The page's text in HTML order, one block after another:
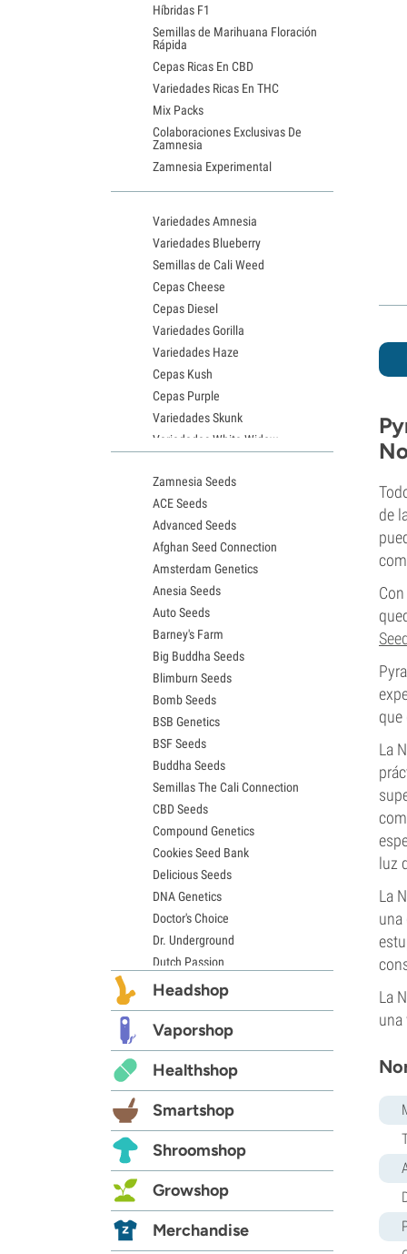
de
que
La
luz
La
una
La
una
Híbridas F1
Semillas de Marihuana Floración
Rápida
Cepas Ricas En CBD
Variedades Ricas En THC
Mix Packs
Colaboraciones Exclusivas De
Zamnesia
Zamnesia Experimental
Variedades Amnesia
Variedades Blueberry
Semillas de Cali Weed
Cepas Cheese
Cepas Diesel
Variedades Gorilla
Variedades Haze
Cepas Kush
Cepas Purple
Variedades Skunk
Variedades White Widow
Semillas de Granddaddy Purple
Semillas de OG Kush
Semillas de Blue Dream
Semillas de Lemon Haze
Semillas de Bruce Banner
Semillas de Gelato
Semillas de Sour Diesel
Semillas de Jack Herer
Semillas de Girl Scout Cookies
Semillas de Wedding Cake
Semillas de Zkittlez
Semillas de Pineapple Express
Semillas de Chemdawg
Semillas de Hindu Kush
Semillas de Mimosa
Zamnesia Seeds
ACE Seeds
Advanced Seeds
Afghan Seed Connection
Amsterdam Genetics
Anesia Seeds
Auto Seeds
Barney's Farm
Big Buddha Seeds
Blimburn Seeds
Bomb Seeds
BSB Genetics
BSF Seeds
Buddha Seeds
Semillas The Cali Connection
CBD Seeds
Compound Genetics
Cookies Seed Bank
Delicious Seeds
DNA Genetics
Doctor's Choice
Dr. Underground
Dutch Passion
Elite Seeds
Exotic Seed
Expert Seeds
FastBuds
Female Seeds
French Touch Seeds
Garden of Green
GeneSeeds
G13 Labs
Grass-O-Matic
Headshop
Vaporshop
Healthshop
Smartshop
Shroomshop
Growshop
Merchandise